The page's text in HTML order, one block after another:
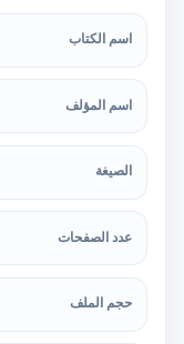
اسم الكتاب
اسم المؤلف
الصيغة
عدد الصفحات
حجم الملف